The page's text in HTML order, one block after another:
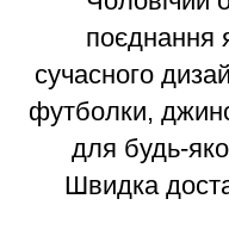
поєднання
сучасного
футболки,
для будь-
Швидка